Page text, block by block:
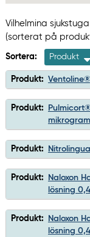
Vilhelmina
(sorterat på
Sortera: Produkt
Produkt:
Produkt:
Produkt:
Produkt:
Naloxon
lösning
Produkt:
Naloxon
lösning